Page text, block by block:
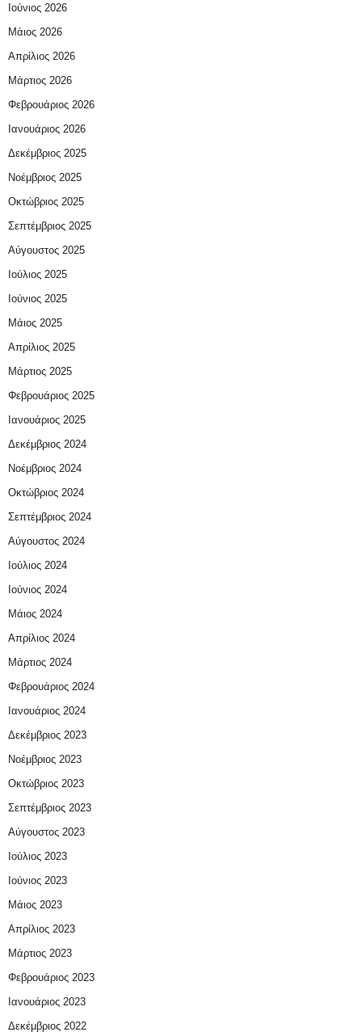
Ιούνιος 2026
Μάιος 2026
Απρίλιος 2026
Μάρτιος 2026
Φεβρουάριος 2026
Ιανουάριος 2026
Δεκέμβριος 2025
Νοέμβριος 2025
Οκτώβριος 2025
Σεπτέμβριος 2025
Αύγουστος 2025
Ιούλιος 2025
Ιούνιος 2025
Μάιος 2025
Απρίλιος 2025
Μάρτιος 2025
Φεβρουάριος 2025
Ιανουάριος 2025
Δεκέμβριος 2024
Νοέμβριος 2024
Οκτώβριος 2024
Σεπτέμβριος 2024
Αύγουστος 2024
Ιούλιος 2024
Ιούνιος 2024
Μάιος 2024
Απρίλιος 2024
Μάρτιος 2024
Φεβρουάριος 2024
Ιανουάριος 2024
Δεκέμβριος 2023
Νοέμβριος 2023
Οκτώβριος 2023
Σεπτέμβριος 2023
Αύγουστος 2023
Ιούλιος 2023
Ιούνιος 2023
Μάιος 2023
Απρίλιος 2023
Μάρτιος 2023
Φεβρουάριος 2023
Ιανουάριος 2023
Δεκέμβριος 2022